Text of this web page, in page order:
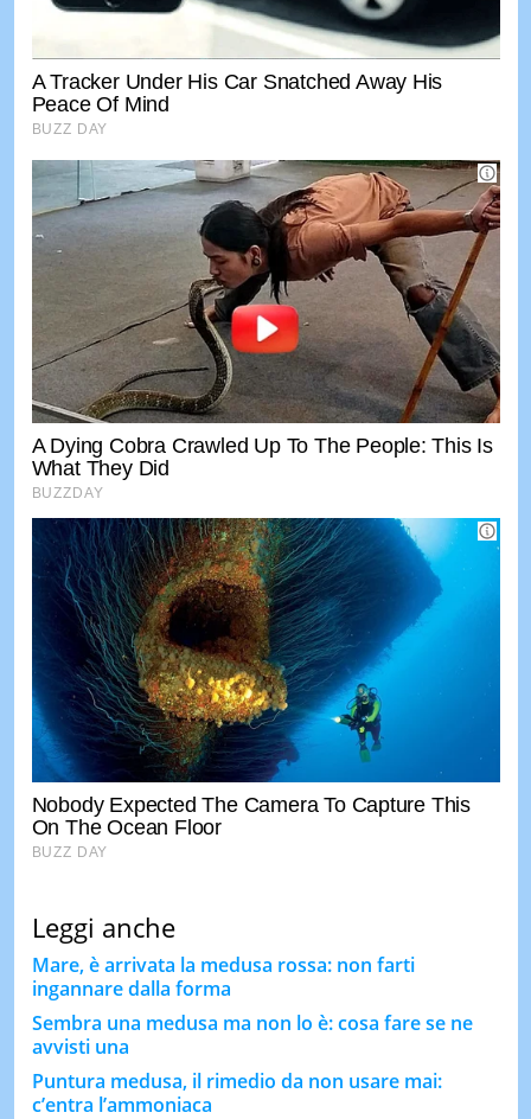
Leggi anche
Mare, è arrivata la medusa rossa: non farti
ingannare dalla forma
Sembra una medusa ma non lo è: cosa fare se ne
avvisti una
Puntura medusa, il rimedio da non usare mai:
c’entra l’ammoniaca